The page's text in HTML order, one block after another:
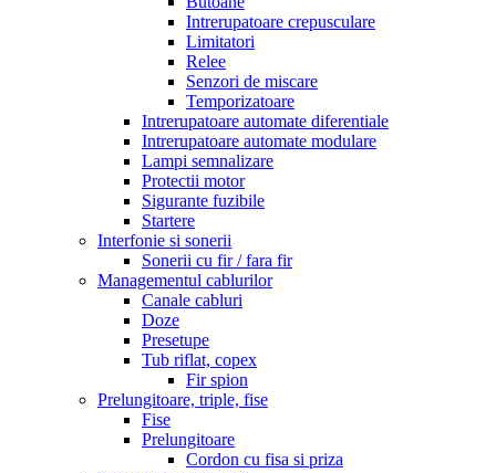
Intrerupatoare crepusculare
Limitatori
Relee
Senzori de miscare
Temporizatoare
Intrerupatoare automate diferentiale
Intrerupatoare automate modulare
Lampi semnalizare
Protectii motor
Sigurante fuzibile
Startere
Interfonie si sonerii
Sonerii cu fir / fara fir
Managementul cablurilor
Canale cabluri
Doze
Presetupe
Tub riflat, copex
Fir spion
Prelungitoare, triple, fise
Fise
Prelungitoare
Cordon cu fisa si priza